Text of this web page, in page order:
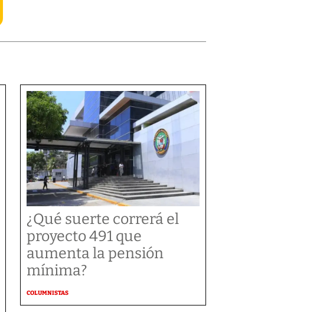
¿Qué suerte correrá el
proyecto 491 que
aumenta la pensión
mínima?
COLUMNISTAS